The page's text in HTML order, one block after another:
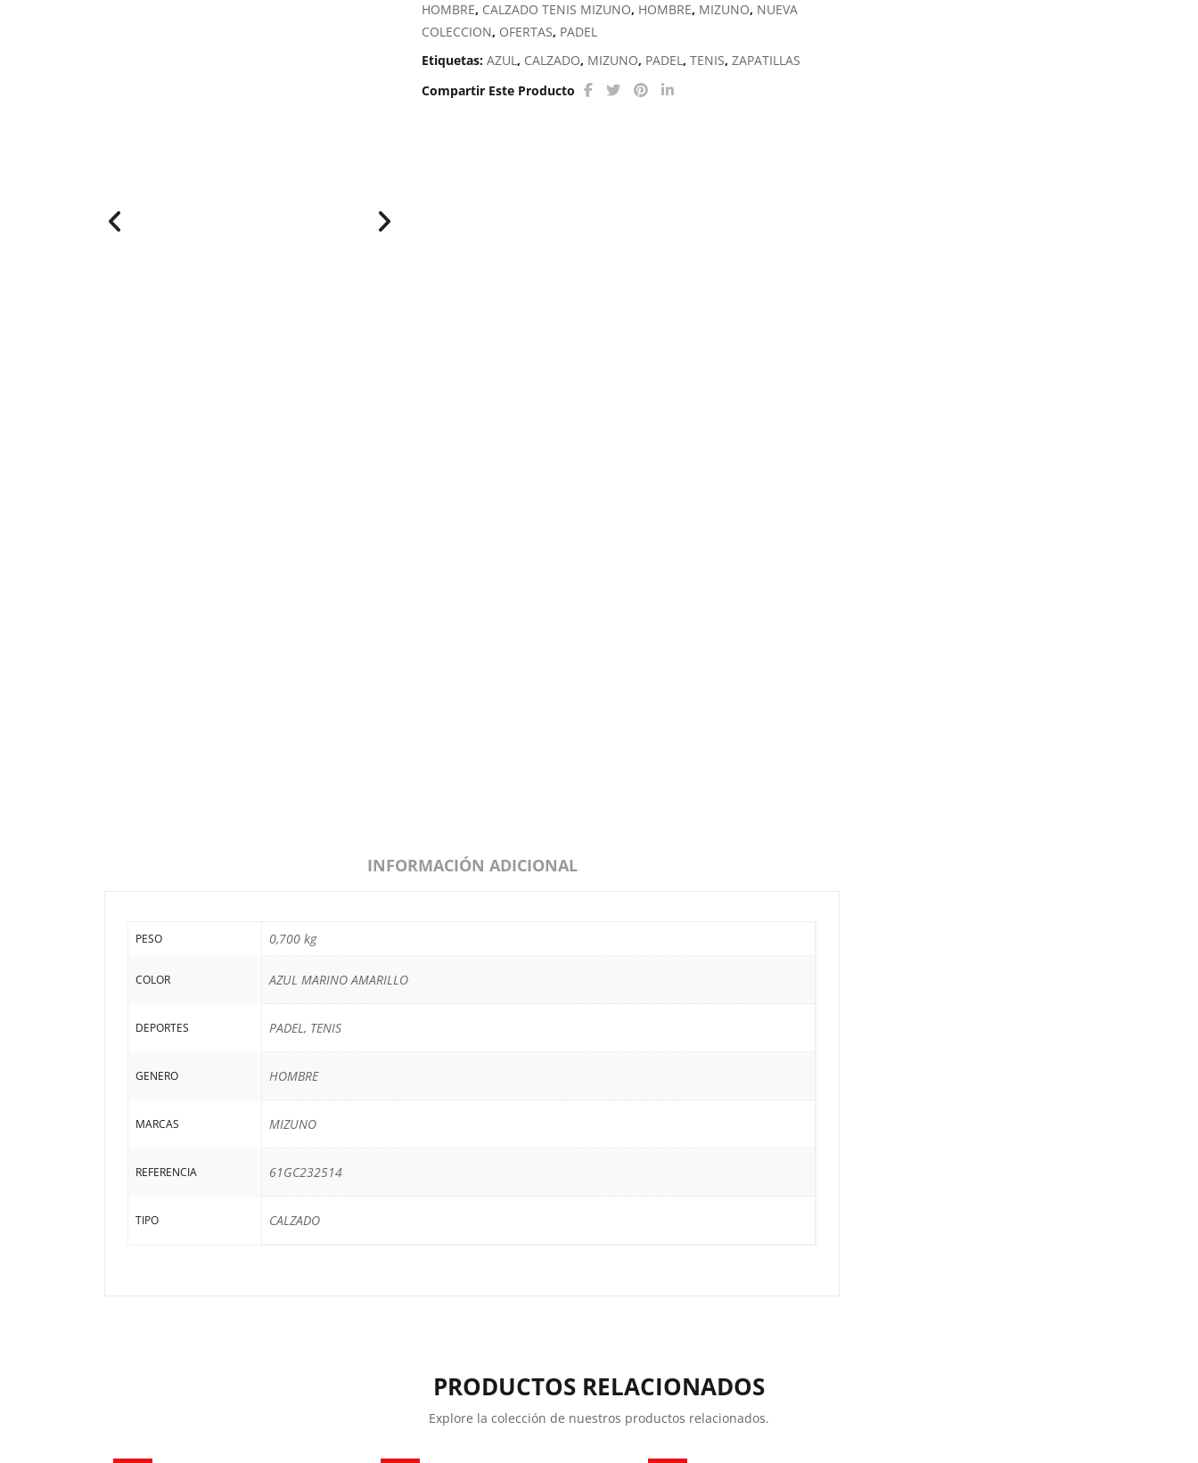
HOMBRE, CALZADO TENIS MIZUNO, HOMBRE, MIZUNO, NUEVA
COLECCION, OFERTAS, PADEL
Etiquetas:AZUL, CALZADO, MIZUNO, PADEL,TENIS,ZAPATILLAS
Compartir Este Producto
INFORMACIÓN ADICIONAL
PESO 0,700 kg
COLOR AZUL MARINO AMARILLO
DEPORTES PADEL, TENIS
GENERO HOMBRE
MARCAS MIZUNO
REFERENCIA 61GC232514
TIPO CALZADO
PRODUCTOS RELACIONADOS
Explore la colección de nuestros productos relacionados.